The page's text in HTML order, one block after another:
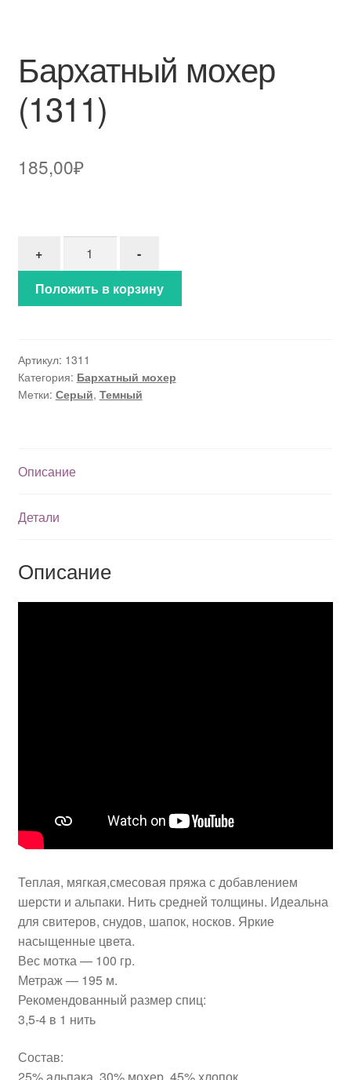
Бархатный мохер
(1311)
185,00₽
+ Количество товара Бархатный мохер (1311)
-
Положить в корзину
Артикул: 1311
Категория: Бархатный мохер
Метки: Серый, Темный
Описание
Детали
Описание
Теплая, мягкая,смесовая пряжа с добавлением
шерсти и альпаки. Нить средней толщины. Идеальна
для свитеров, снудов, шапок, носков. Яркие
насыщенные цвета.
Вес мотка — 100 гр.
Метраж — 195 м.
Рекомендованный размер спиц:
3,5-4 в 1 нить
Состав:
25% альпака, 30% мохер, 45% хлопок